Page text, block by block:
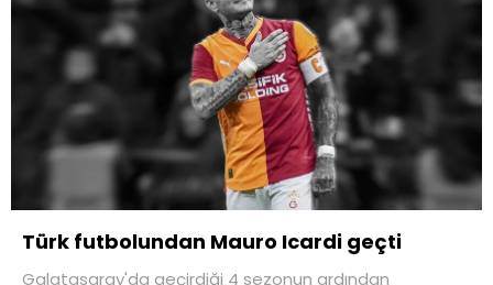
Türk futbolundan Mauro Icardi geçti
Galatasaray'da geçirdiği 4 sezonun ardından